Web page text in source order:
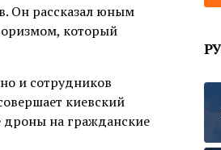
Он рассказал юным
который
и сотрудников
киевский
дроны на гражданские